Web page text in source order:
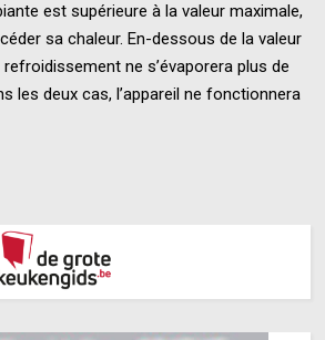
est supérieure à la valeur maximale,
sa chaleur. En-dessous de la valeur
ne s’évaporera plus de
les deux cas, l’appareil ne fonctionnera